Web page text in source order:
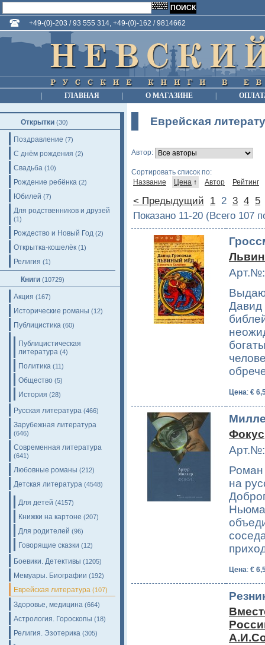
+49-(0)-203 / 93 555 314, +49-(0)-162 / 9814662
ГЛАВНАЯ О МАГАЗИНЕ
Открытки (30)
Поздравление (7)
С днём рождения (2)
Свадьба (10)
Рождение ребёнка (2)
Юбилей (7)
Для родственников и друзей
(1)
Рождество и Новый Год (2)
Открытка-кошелёк (1)
Религия (1)
Книги (10729)
Акция (167)
Исторические романы (12)
Публицистика (60)
Публицистическая
литература (4)
Политика (11)
Общество (5)
История (28)
Русская литература (466)
Зарубежная литература
(646)
Современная литература
(641)
Любовные романы (212)
Детская литература (4548)
Для детей (4157)
Книжки на картоне (207)
Для родителей (96)
Говорящие сказки (12)
Боевики. Детективы (1205)
Мемуары. Биографии (192)
Еврейская литература (107)
Здоровье, медицина (664)
Астрология. Гороскопы (18)
Религия. Эзотерика (305)
Еврейская
Автор:
Сортировать список по:
Название
Цена ↑ Автор Рейтинг
< Предыдущий 1 2 3 4 5
Показано 11-20 (Всего 107
Давид
Цена: €
Фокус
Роман
на
Цена: €